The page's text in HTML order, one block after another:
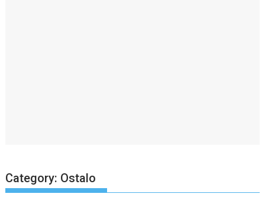
Category: Ostalo